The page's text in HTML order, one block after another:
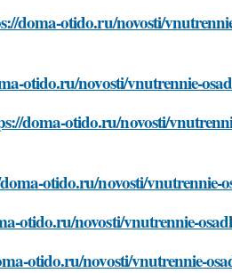
doma-otido.ru/novosti/
otido.ru/novosti/vnutrennie-
doma-otido.ru/novosti/
otido.ru/novosti/vnutrennie-
otido.ru/novosti/vnutrennie-
otido.ru/novosti/vnutrennie-